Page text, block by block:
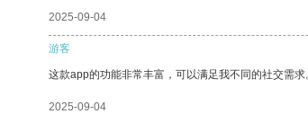
2025-09-04
游客
这款app的功能非常丰富，可以满足我不同的社交需求
2025-09-04